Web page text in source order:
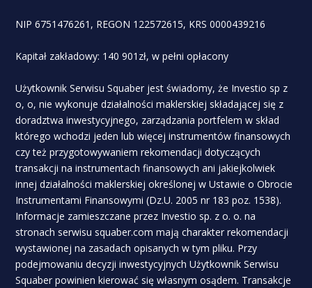
NIP 6751476261, REGON 122572615, KRS 0000439216
Kapitał zakładowy: 140 901zł, w pełni opłacony
Użytkownik Serwisu Squaber jest świadomy, że Investio sp z
o, o, nie wykonuje działalności maklerskiej składającej się z
doradztwa inwestycyjnego, zarządzania portfelem w skład
którego wchodzi jeden lub więcej instrumentów finansowych
czy też przygotowywaniem rekomendacji dotyczących
transakcji na instrumentach finansowych ani jakiejkolwiek
innej działalności maklerskiej określonej w Ustawie o Obrocie
Instrumentami Finansowymi (Dz.U. 2005 nr 183 poz. 1538).
Informacje zamieszczane przez Investio sp. z o. o. na
stronach serwisu squaber.com mają charakter rekomendacji
wystawionej na zasadach opisanych w tym pliku. Przy
podejmowaniu decyzji inwestycyjnych Użytkownik Serwisu
Squaber powinien kierować się własnym osądem. Transakcje